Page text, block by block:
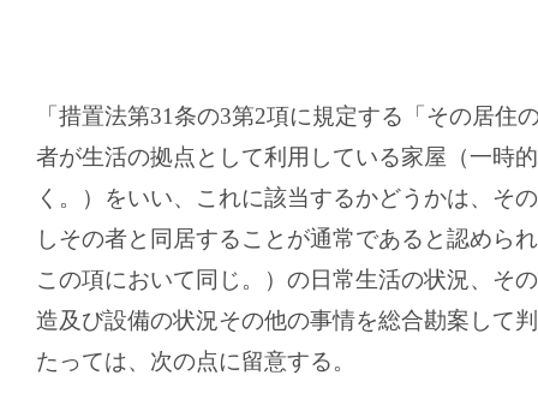
「措置法第31条の3第2項に規定する「その居住
者が生活の拠点として利用している家屋（一時
く。）をいい、これに該当するかどうかは、そ
しその者と同居することが通常であると認めら
この項において同じ。）の日常生活の状況、そ
造及び設備の状況その他の事情を総合勘案して
たっては、次の点に留意する。